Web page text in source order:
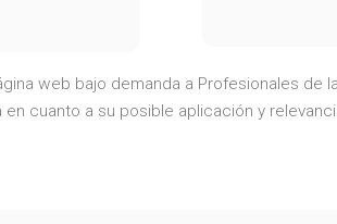
web bajo demanda a Profesionales de
cuanto a su posible aplicación y